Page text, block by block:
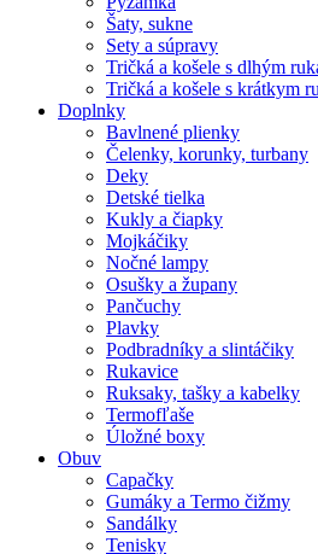
Šaty, sukne
Sety a súpravy
Tričká a košele s dlhým
Tričká a košele s krátkym
Doplnky
Bavlnené plienky
Čelenky, korunky, turbany
Deky
Detské tielka
Kukly a čiapky
Mojkáčiky
Nočné lampy
Osušky a župany
Pančuchy
Plavky
Podbradníky a slintáčiky
Rukavice
Ruksaky, tašky a kabelky
Termofľaše
Úložné boxy
Obuv
Capačky
Gumáky a Termo čižmy
Sandálky
Tenisky